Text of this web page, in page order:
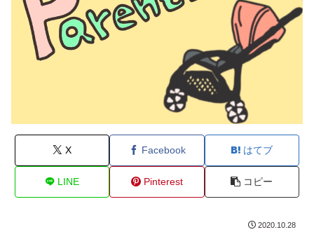
X Facebook はてブ
LINE Pinterest コピー
2020.10.28